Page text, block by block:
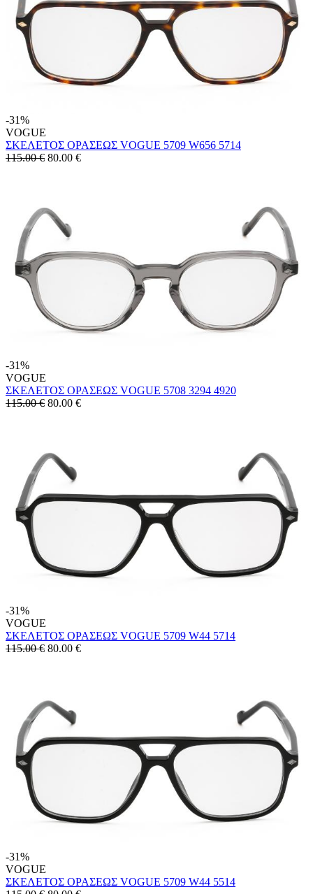
-31%
VOGUE
ΣΚΕΛΕΤΟΣ ΟΡΑΣΕΩΣ VOGUE 5709 W656 5714
115.00 € 80.00 €
-31%
VOGUE
ΣΚΕΛΕΤΟΣ ΟΡΑΣΕΩΣ VOGUE 5708 3294 4920
115.00 € 80.00 €
-31%
VOGUE
ΣΚΕΛΕΤΟΣ ΟΡΑΣΕΩΣ VOGUE 5709 W44 5714
115.00 € 80.00 €
-31%
VOGUE
ΣΚΕΛΕΤΟΣ ΟΡΑΣΕΩΣ VOGUE 5709 W44 5514